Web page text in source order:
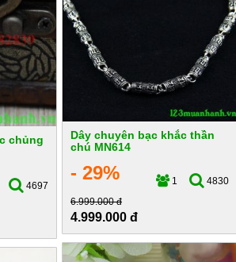
Dây chuyên bạc khắc thần
chú MN614
- 29% 1
4830
6.999.000 đ
4.999.000 đ
chủng
4697